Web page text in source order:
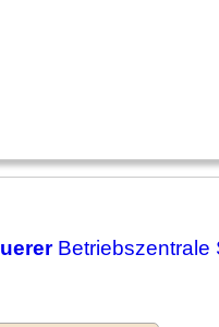
Betriebszentrale